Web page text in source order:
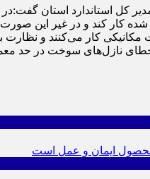
مدیر کل استاندارد استان
شده کار کند و در غیر این صورت
کار می‌کنند و
و ۱۰ درصد بوده که این به خاطر مکانیکی بودن